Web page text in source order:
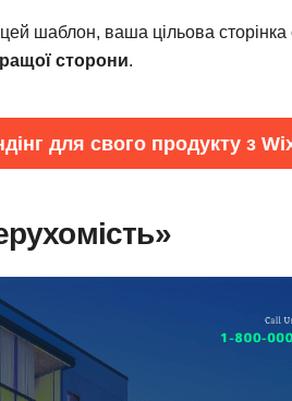
шаблон, ваша цільова
сторони.
для свого продукту з